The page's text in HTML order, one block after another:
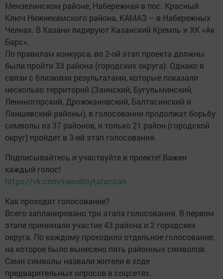
Мензелинском районе, Набережная в пос. Красный
Ключ Нижнекамского района, КАМАЗ – в Набережных
Челнах. В Казани лидируют Казанский Кремль и ХК «Ак
Барс».
По правилам конкурса, во 2-ой этап проекта должны
были пройти 33 района (городских округа). Однако в
связи с близкими результатами, которые показали
несколько территорий (Заинский, Бугульминский,
Лениногорский, Дрожжановский, Балтасинский и
Лаишевский районы), в голосовании продолжат борьбу
символы из 37 районов, и только 21 район (городской
округ) пройдет в 3-ий этап голосования.
Подписывайтесь и участвуйте в проекте! Важен
каждый голос!
https://vk.com/narodniytatarstan
Как проходит голосование?
Всего запланировано три этапа голосования. В первом
этапе принимали участие 43 района и 2 городских
округа. По каждому проходило отдельное голосование,
на которое было вынесено пять районных символов.
Сами символы назвали жители в ходе
предварительных опросов в соцсетях.